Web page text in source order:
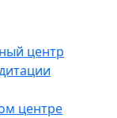
центр
центре